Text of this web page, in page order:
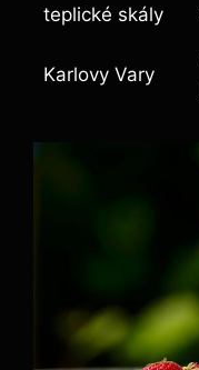
teplické skály
Karlovy Vary